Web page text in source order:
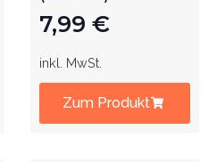
7,99 €
inkl. MwSt.
Zum Produkt